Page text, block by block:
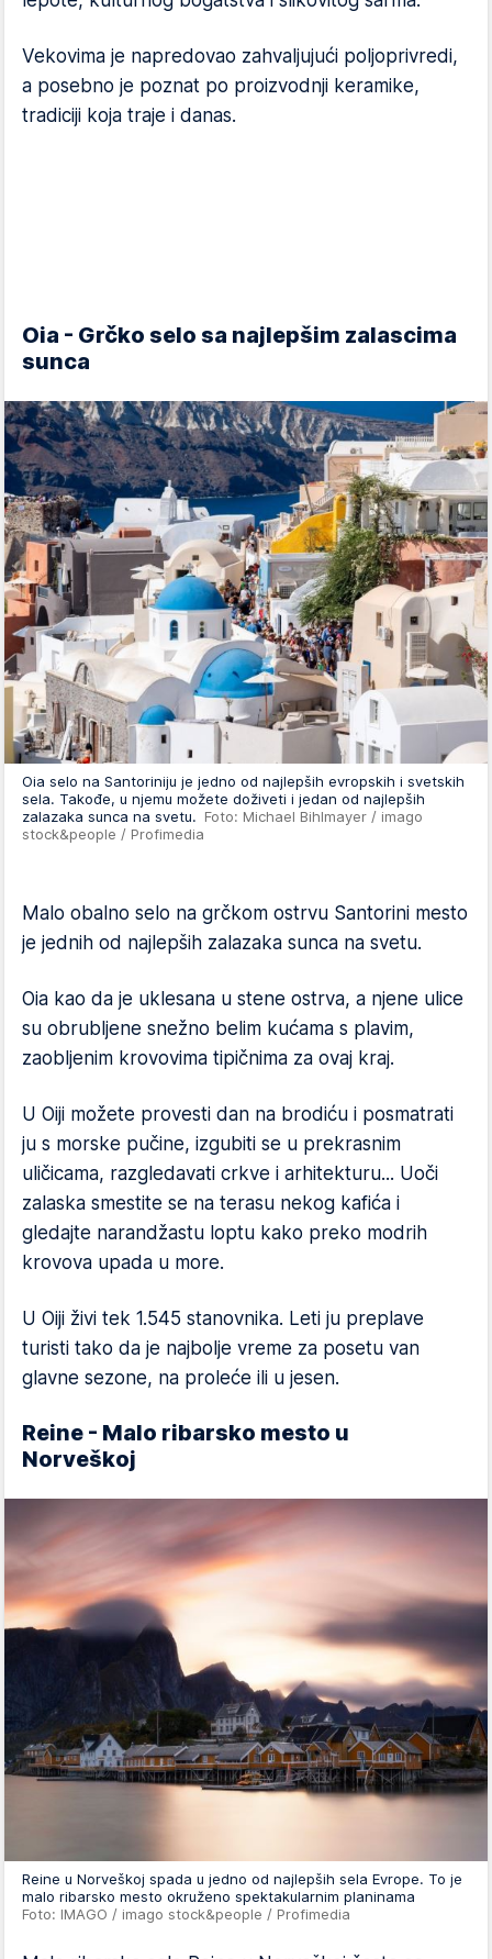
Vekovima je napredovao zahvaljujući poljoprivredi,
a posebno je poznat po proizvodnji keramike,
tradiciji koja traje i danas.
Oia - Grčko selo sa najlepšim zalascima
sunca
Oia selo na Santoriniju je jedno od najlepših evropskih i svetskih
sela. Takođe, u njemu možete doživeti i jedan od najlepših
zalazaka sunca na svetu. Foto: Michael Bihlmayer / imago
stock&people / Profimedia
Malo obalno selo na grčkom ostrvu Santorini mesto
je jednih od najlepših zalazaka sunca na svetu.
Oia kao da je uklesana u stene ostrva, a njene ulice
su obrubljene snežno belim kućama s plavim,
zaobljenim krovovima tipičnima za ovaj kraj.
U Oiji možete provesti dan na brodiću i posmatrati
ju s morske pučine, izgubiti se u prekrasnim
uličicama, razgledavati crkve i arhitekturu... Uoči
zalaska smestite se na terasu nekog kafića i
gledajte narandžastu loptu kako preko modrih
krovova upada u more.
U Oiji živi tek 1.545 stanovnika. Leti ju preplave
turisti tako da je najbolje vreme za posetu van
glavne sezone, na proleće ili u jesen.
Reine - Malo ribarsko mesto u
Norveškoj
Reine u Norveškoj spada u jedno od najlepših sela Evrope. To je
malo ribarsko mesto okruženo spektakularnim planinama
Foto: IMAGO / imago stock&people / Profimedia